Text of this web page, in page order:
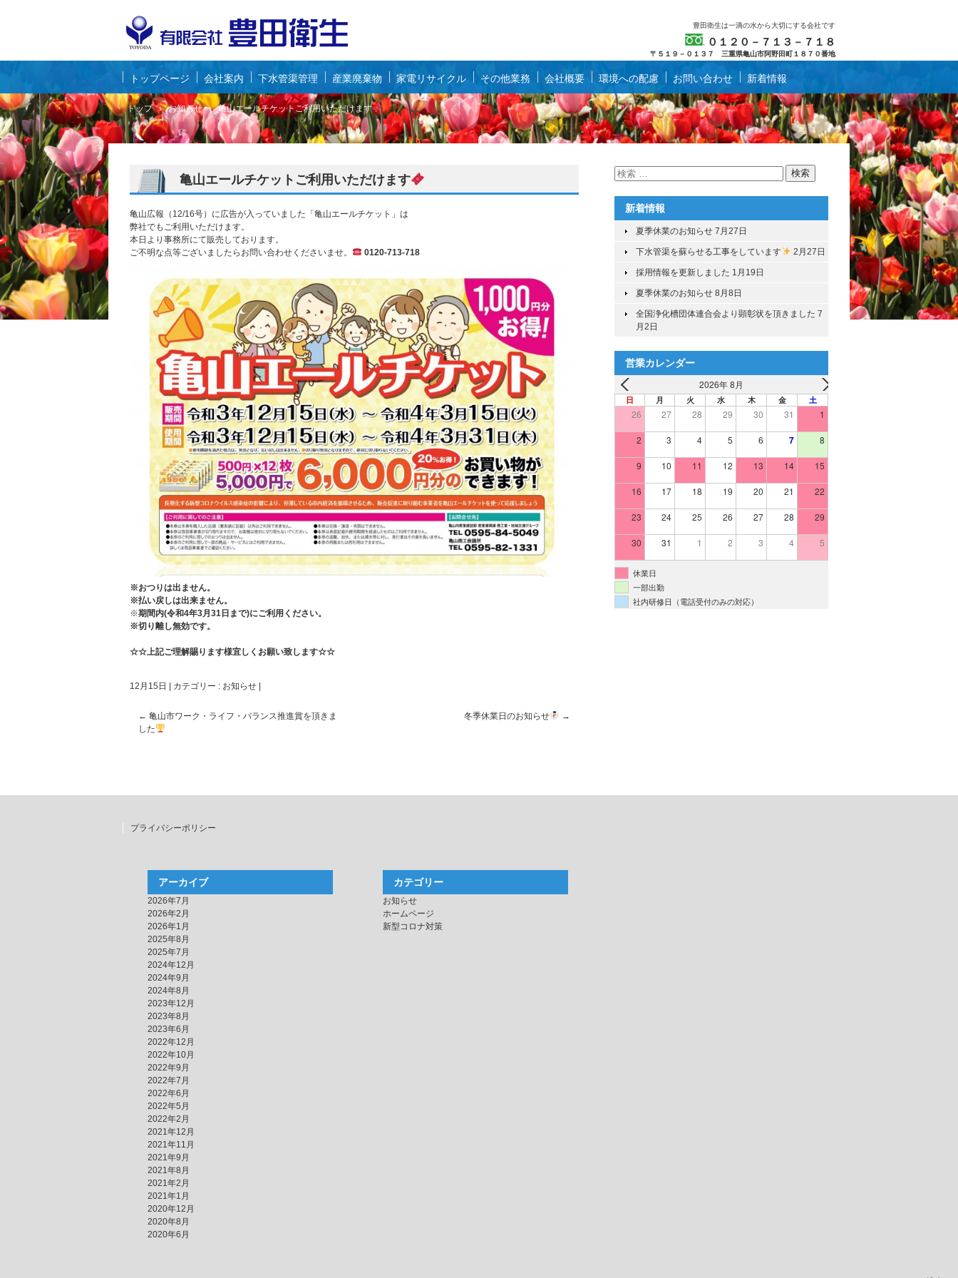
豊田衛生は一滴の水から大切にする会社です
０１２０－７１３－７１８
〒５１９－０１３７ 三重県亀山市阿野田町１８７０番地
トップページ 会社案内 下水管渠管理 産業廃棄物 家電リサイクル その他業務 会社概要 環境への配慮 お問い合わせ 新着情報
トップ › お知らせ › 亀山エールチケットご利用いただけます
亀山エールチケットご利用いただけます
亀山広報（12/16号）に広告が入っていました「亀山エールチケット」は
弊社でもご利用いただけます。
本日より事務所にて販売しております。
ご不明な点等ございましたらお問い合わせくださいませ。
0120-713-718
※おつりは出ません。
※払い戻しは出来ません。
※期間内(令和4年3月31日まで)にご利用ください。
※切り離し無効です。
☆☆上記ご理解賜ります様宜しくお願い致します☆☆
12月15日 カテゴリー : お知らせ
← 亀山市ワーク・ライフ・バランス推進賞を頂きま
した
冬季休業日のお知らせ →
新着情報
夏季休業のお知らせ 7月27日
下水管渠を蘇らせる工事をしています 2月27日
採用情報を更新しました 1月19日
夏季休業のお知らせ 8月8日
全国浄化槽団体連合会より顕彰状を頂きました 7
月2日
営業カレンダー
2026年 8月
日 月 火 水 木 金 土
26 27 28 29 30 31 1
2 3 4 5 6 7 8
9 10 11 12 13 14 15
16 17 18 19 20 21 22
23 24 25 26 27 28 29
30 31 1 2 3 4 5
休業日
一部出勤
社内研修日（電話受付のみの対応）
プライバシーポリシー
アーカイブ
2026年7月
2026年2月
2026年1月
2025年8月
2025年7月
2024年12月
2024年9月
2024年8月
2023年12月
2023年8月
2023年6月
2022年12月
2022年10月
2022年9月
2022年7月
2022年6月
2022年5月
2022年2月
2021年12月
2021年11月
2021年9月
2021年8月
2021年2月
2021年1月
2020年12月
2020年8月
2020年6月
カテゴリー
お知らせ
ホームページ
新型コロナ対策